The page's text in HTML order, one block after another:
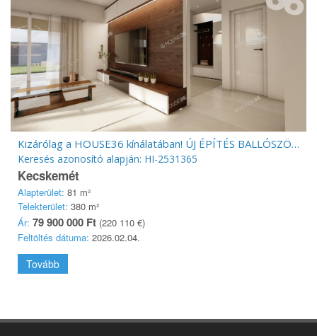
Kizárólag a HOUSE36 kínálatában! ÚJ ÉPÍTÉS BALLÓSZÖGBEN!!!
Keresés azonosító alapján: HI-2531365
Kecskemét
Alapterület: 81 m²
Telekterület: 380 m²
Ár: 79 900 000 Ft (220 110 €)
Feltöltés dátuma: 2026.02.04.
Tovább